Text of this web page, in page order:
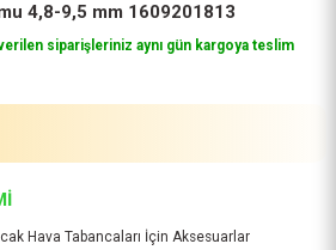
4,8-9,5 mm 1609201813
siparişleriniz aynı gün kargoya teslim
Hava Tabancaları İçin Aksesuarlar